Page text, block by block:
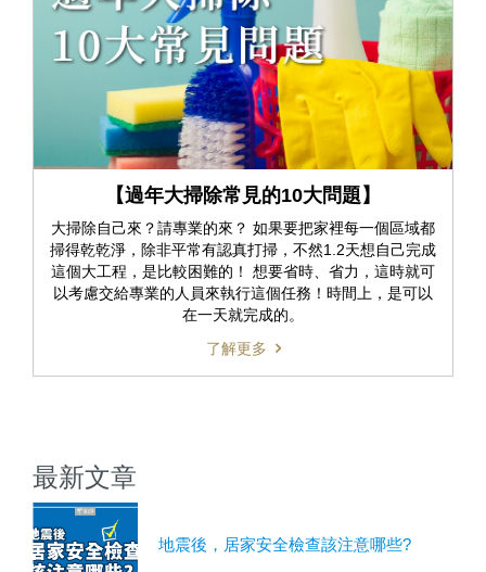
【過年大掃除常見的10大問題】
大掃除自己來？請專業的來？ 如果要把家裡每一個區域都
掃得乾乾淨，除非平常有認真打掃，不然1.2天想自己完成
這個大工程，是比較困難的！ 想要省時、省力，這時就可
以考慮交給專業的人員來執行這個任務！時間上，是可以
在一天就完成的。
了解更多
最新文章
地震後，居家安全檢查該注意哪些?